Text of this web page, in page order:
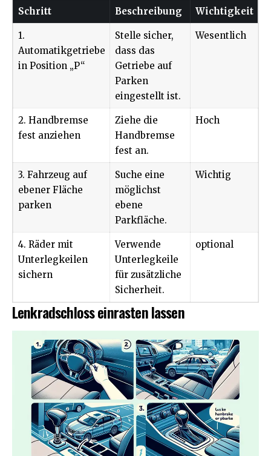
Schritt
Beschreibung Wichtigkeit
1.
Automatikgetriebe
in Position „P“
Stelle sicher,
dass das
Getriebe auf
Parken
eingestellt ist.
Wesentlich
2. Handbremse
fest anziehen
Ziehe die
Handbremse
fest an.
Hoch
3. Fahrzeug auf
ebener Fläche
parken
Suche eine
möglichst
ebene
Parkfläche.
Wichtig
4. Räder mit
Unterlegkeilen
sichern
Verwende
Unterlegkeile
für zusätzliche
Sicherheit.
optional
Lenkradschloss einrasten lassen